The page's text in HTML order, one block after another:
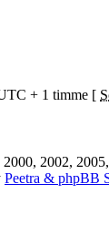
+ 1 timme [
2002,
Peetra & phpBB